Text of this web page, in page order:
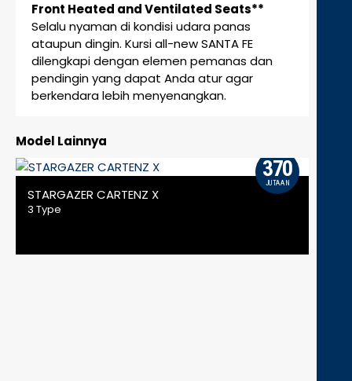
Front Heated and Ventilated Seats**
Selalu nyaman di kondisi udara panas
ataupun dingin. Kursi all-new SANTA FE
dilengkapi dengan elemen pemanas dan
pendingin yang dapat Anda atur agar
berkendara lebih menyenangkan.
Model Lainnya
370
JUTAAN
STARGAZER CARTENZ X
3 Type